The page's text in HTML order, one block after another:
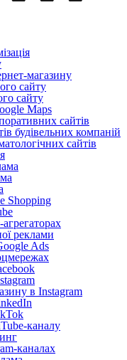
магазину
сайту
сайту
Maps
сайтів
будівельних компаній
сайтів
Shopping
реклами
Ads
в Instagram
каналу
каналах